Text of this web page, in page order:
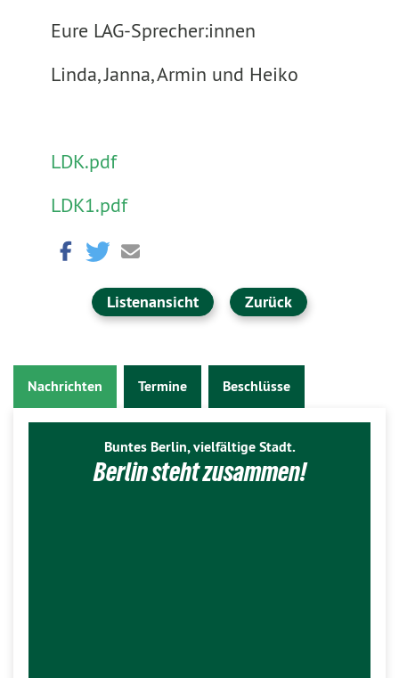
Eure LAG-Sprecher:innen
Linda, Janna, Armin und Heiko
LDK.pdf
LDK1.pdf
Listenansicht Zurück
Nachrichten Termine Beschlüsse
Buntes Berlin, vielfältige Stadt.
Berlin steht zusammen!